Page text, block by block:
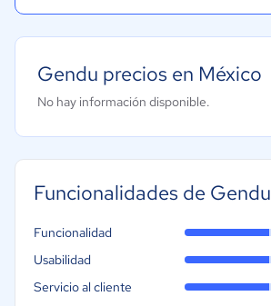
Gendu precios en México
No hay información disponible.
Funcionalidades de Gendu
Funcionalidad
Usabilidad
Servicio al cliente